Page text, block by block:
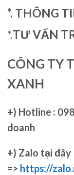
*. THÔNG
*.TƯ VẤN
CÔNG TY
XANH
+) Hotline :
doanh
+) Zalo tại đây
=> https://